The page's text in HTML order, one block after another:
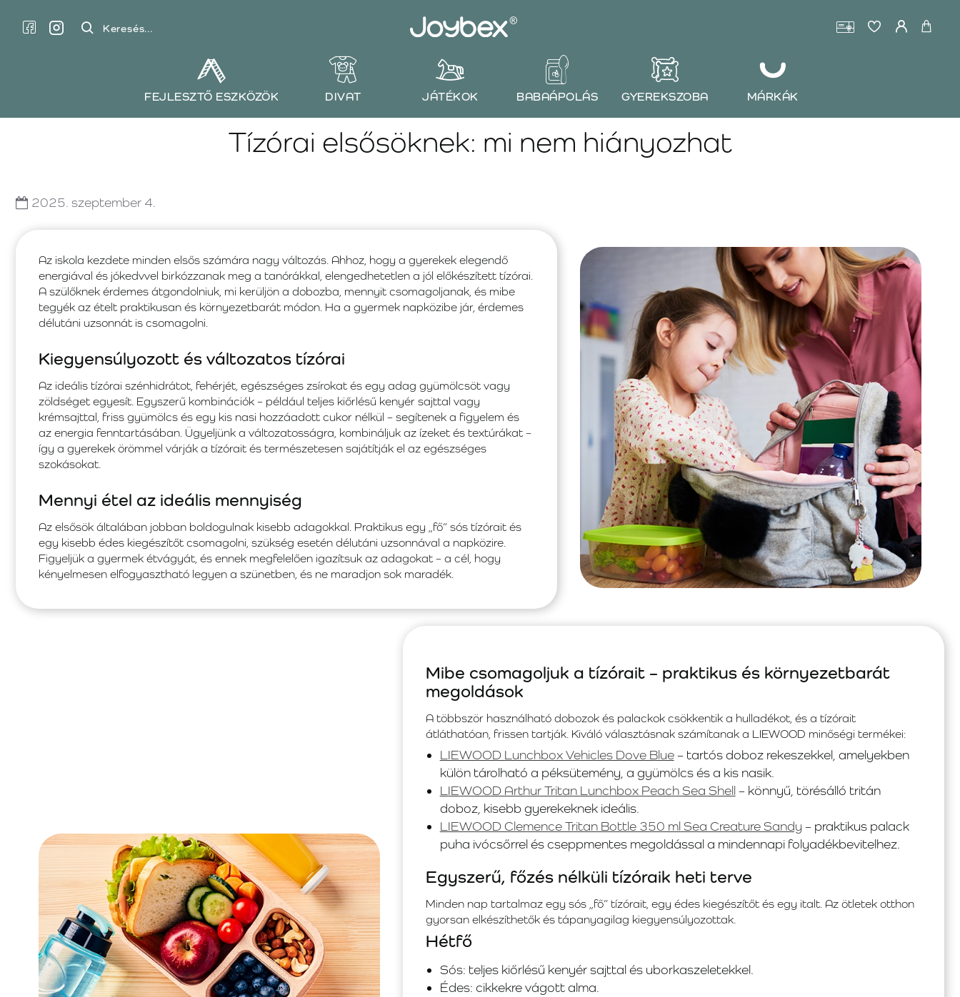
Keresés...
FEJLESZTŐ ESZKÖZÖK DIVAT JÁTÉKOK BABAÁPOLÁS GYEREKSZOBA MÁRKÁK
Tízórai elsősöknek: mi nem hiányozhat
2025. szeptember 4.
Az iskola kezdete minden elsős számára nagy változás. Ahhoz, hogy a gyerekek elegendő
energiával és jókedvvel birkózzanak meg a tanórákkal, elengedhetetlen a jól előkészített tízórai.
A szülőknek érdemes átgondolniuk, mi kerüljön a dobozba, mennyit csomagoljanak, és mibe
tegyék az ételt praktikusan és környezetbarát módon. Ha a gyermek napközibe jár, érdemes
délutáni uzsonnát is csomagolni.
Kiegyensúlyozott és változatos tízórai
Az ideális tízórai szénhidrátot, fehérjét, egészséges zsírokat és egy adag gyümölcsöt vagy
zöldséget egyesít. Egyszerű kombinációk – például teljes kiőrlésű kenyér sajttal vagy
krémsajttal, friss gyümölcs és egy kis nasi hozzáadott cukor nélkül – segítenek a figyelem és
az energia fenntartásában. Ügyeljünk a változatosságra, kombináljuk az ízeket és textúrákat –
így a gyerekek örömmel várják a tízórait és természetesen sajátítják el az egészséges
szokásokat.
Mennyi étel az ideális mennyiség
Az elsősök általában jobban boldogulnak kisebb adagokkal. Praktikus egy „fő” sós tízórait és
egy kisebb édes kiegészítőt csomagolni, szükség esetén délutáni uzsonnával a napközire.
Figyeljük a gyermek étvágyát, és ennek megfelelően igazítsuk az adagokat – a cél, hogy
kényelmesen elfogyasztható legyen a szünetben, és ne maradjon sok maradék.
Mibe csomagoljuk a tízórait – praktikus és környezetbarát
megoldások
A többször használható dobozok és palackok csökkentik a hulladékot, és a tízórait
átláthatóan, frissen tartják. Kiváló választásnak számítanak a LIEWOOD minőségi termékei:
LIEWOOD Lunchbox Vehicles Dove Blue– tartós doboz rekeszekkel, amelyekben
külön tárolható a péksütemény, a gyümölcs és a kis nasik.
LIEWOOD Arthur Tritan Lunchbox Peach Sea Shell– könnyű, törésálló tritán
doboz, kisebb gyerekeknek ideális.
LIEWOOD Clemence Tritan Bottle 350 ml Sea Creature Sandy – praktikus palack
puha ivócsőrrel és cseppmentes megoldással a mindennapi folyadékbevitelhez.
Egyszerű, főzés nélküli tízóraik heti terve
Minden nap tartalmaz egy sós „fő” tízórait, egy édes kiegészítőt és egy italt. Az ötletek otthon
gyorsan elkészíthetők és tápanyagilag kiegyensúlyozottak.
Hétfő
Sós: teljes kiőrlésű kenyér sajttal és uborkaszeletekkel.
Édes: cikkekre vágott alma.